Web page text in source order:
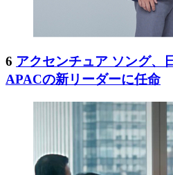
6 アクセンチュア ソング、
APACの新リーダーに任命